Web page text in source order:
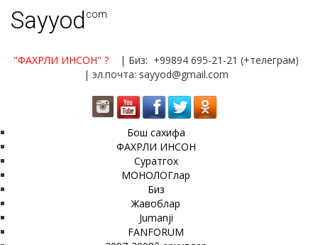
Sayyod.com
"ФАХРЛИ ИНСОН" ?
| Биз: +99894 695-21-21 (+телеграм)
| эл.почта: sayyod@gmail.com
Бош сахифа
ФАХРЛИ ИНСОН
Суратгох
МОНОЛОГлар
Биз
Жавоблар
Jumanji
FANFORUM